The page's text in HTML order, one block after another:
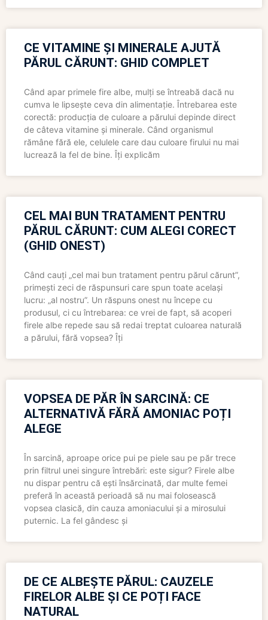
CE VITAMINE ȘI MINERALE AJUTĂ
PĂRUL CĂRUNT: GHID COMPLET
Când apar primele fire albe, mulți se întreabă dacă nu
cumva le lipsește ceva din alimentație. Întrebarea este
corectă: producția de culoare a părului depinde direct
de câteva vitamine și minerale. Când organismul
rămâne fără ele, celulele care dau culoare firului nu mai
lucrează la fel de bine. Îți explicăm
CEL MAI BUN TRATAMENT PENTRU
PĂRUL CĂRUNT: CUM ALEGI CORECT
(GHID ONEST)
Când cauți „cel mai bun tratament pentru părul cărunt”,
primești zeci de răspunsuri care spun toate același
lucru: „al nostru”. Un răspuns onest nu începe cu
produsul, ci cu întrebarea: ce vrei de fapt, să acoperi
firele albe repede sau să redai treptat culoarea naturală
a părului, fără vopsea? Îți
VOPSEA DE PĂR ÎN SARCINĂ: CE
ALTERNATIVĂ FĂRĂ AMONIAC POȚI
ALEGE
În sarcină, aproape orice pui pe piele sau pe păr trece
prin filtrul unei singure întrebări: este sigur? Firele albe
nu dispar pentru că ești însărcinată, dar multe femei
preferă în această perioadă să nu mai folosească
vopsea clasică, din cauza amoniacului și a mirosului
puternic. La fel gândesc și
DE CE ALBEȘTE PĂRUL: CAUZELE
FIRELOR ALBE ȘI CE POȚI FACE
NATURAL